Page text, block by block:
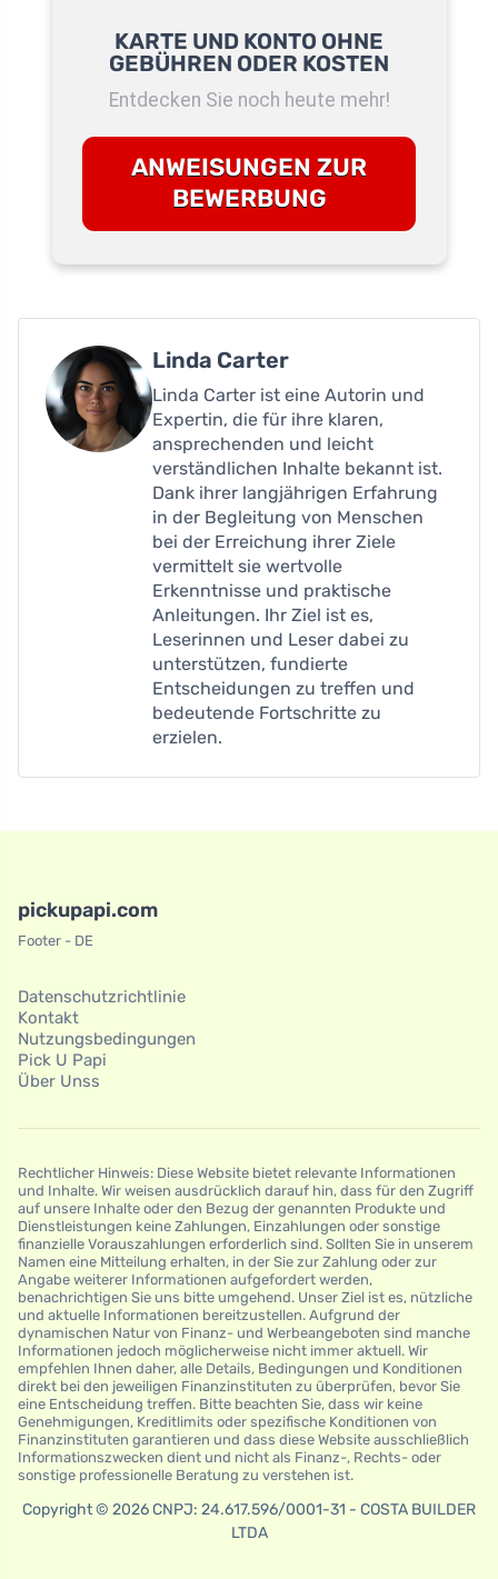
KARTE UND KONTO OHNE
GEBÜHREN ODER KOSTEN
Entdecken Sie noch heute mehr!
ANWEISUNGEN ZUR
BEWERBUNG
Linda Carter
Linda Carter ist eine Autorin und
Expertin, die für ihre klaren,
ansprechenden und leicht
verständlichen Inhalte bekannt ist.
Dank ihrer langjährigen Erfahrung
in der Begleitung von Menschen
bei der Erreichung ihrer Ziele
vermittelt sie wertvolle
Erkenntnisse und praktische
Anleitungen. Ihr Ziel ist es,
Leserinnen und Leser dabei zu
unterstützen, fundierte
Entscheidungen zu treffen und
bedeutende Fortschritte zu
erzielen.
pickupapi.com
Footer - DE
Datenschutzrichtlinie
Kontakt
Nutzungsbedingungen
Pick U Papi
Über Unss
Rechtlicher Hinweis: Diese Website bietet relevante Informationen
und Inhalte. Wir weisen ausdrücklich darauf hin, dass für den Zugriff
auf unsere Inhalte oder den Bezug der genannten Produkte und
Dienstleistungen keine Zahlungen, Einzahlungen oder sonstige
finanzielle Vorauszahlungen erforderlich sind. Sollten Sie in unserem
Namen eine Mitteilung erhalten, in der Sie zur Zahlung oder zur
Angabe weiterer Informationen aufgefordert werden,
benachrichtigen Sie uns bitte umgehend. Unser Ziel ist es, nützliche
und aktuelle Informationen bereitzustellen. Aufgrund der
dynamischen Natur von Finanz- und Werbeangeboten sind manche
Informationen jedoch möglicherweise nicht immer aktuell. Wir
empfehlen Ihnen daher, alle Details, Bedingungen und Konditionen
direkt bei den jeweiligen Finanzinstituten zu überprüfen, bevor Sie
eine Entscheidung treffen. Bitte beachten Sie, dass wir keine
Genehmigungen, Kreditlimits oder spezifische Konditionen von
Finanzinstituten garantieren und dass diese Website ausschließlich
Informationszwecken dient und nicht als Finanz-, Rechts- oder
sonstige professionelle Beratung zu verstehen ist.
Copyright © 2026 CNPJ: 24.617.596/0001-31 - COSTA BUILDER
LTDA